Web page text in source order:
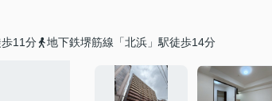
11分 地下鉄堺筋線「北浜」駅徒歩14分